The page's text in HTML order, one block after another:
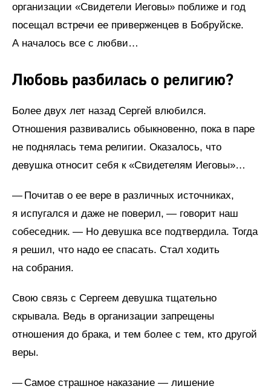
организации «Свидетели Иеговы» поближе и год
посещал встречи ее приверженцев в Бобруйске.
А началось все с любви…
Любовь разбилась о религию?
Более двух лет назад Сергей влюбился.
Отношения развивались обыкновенно, пока в паре
не поднялась тема религии. Оказалось, что
девушка относит себя к «Свидетелям Иеговы»…
— Почитав о ее вере в различных источниках,
я испугался и даже не поверил, — говорит наш
собеседник. — Но девушка все подтвердила. Тогда
я решил, что надо ее спасать. Стал ходить
на собрания.
Свою связь с Сергеем девушка тщательно
скрывала. Ведь в организации запрещены
отношения до брака, и тем более с тем, кто другой
веры.
— Самое страшное наказание — лишение